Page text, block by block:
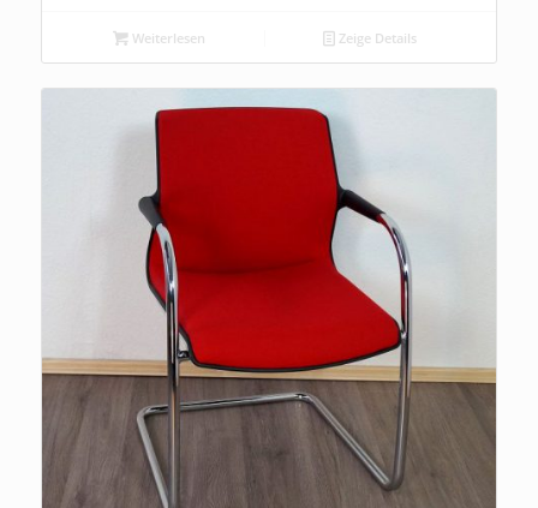
Weiterlesen Zeige Details